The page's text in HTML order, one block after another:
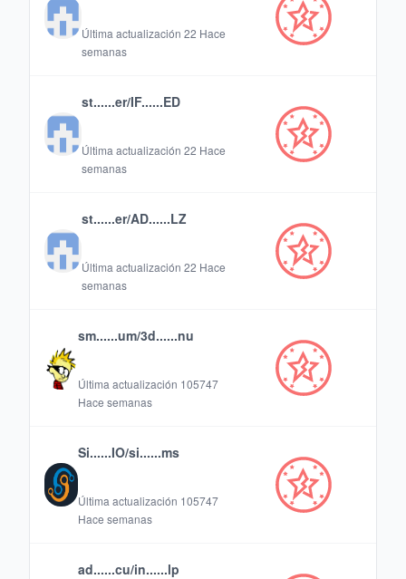
Última actualización 22 Hace
semanas
st......er/IF......ED
Última actualización 22 Hace
semanas
st......er/AD......LZ
Última actualización 22 Hace
semanas
sm......um/3d......nu
Última actualización 105747
Hace semanas
Si......IO/si......ms
Última actualización 105747
Hace semanas
ad......cu/in......lp